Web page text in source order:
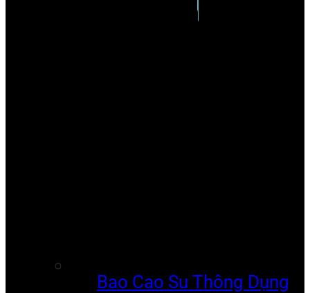
Bao Cao Su Thông Dụng